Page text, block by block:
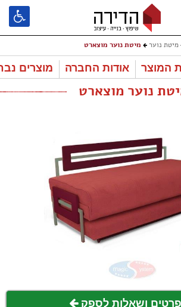
מיטת נוער מיטת נוער מוצארט
המוצר אודות החברה מוצרים
נוער מוצארט
ושאלות לספק